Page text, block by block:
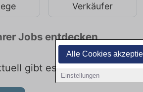
Alle Cookies
Einstellungen
Verkäufer
Jobs entdecken
gibt es keine